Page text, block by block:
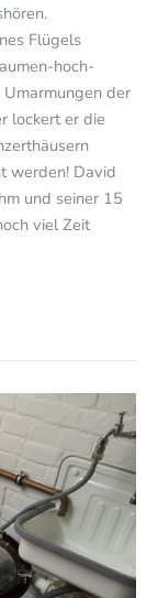
Flügels
hoch-
der
lockert er die
werden! David
und seiner 15
viel Zeit